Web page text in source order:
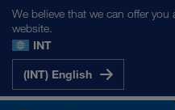
We believe that we can offer you
website.
INT
(INT) English